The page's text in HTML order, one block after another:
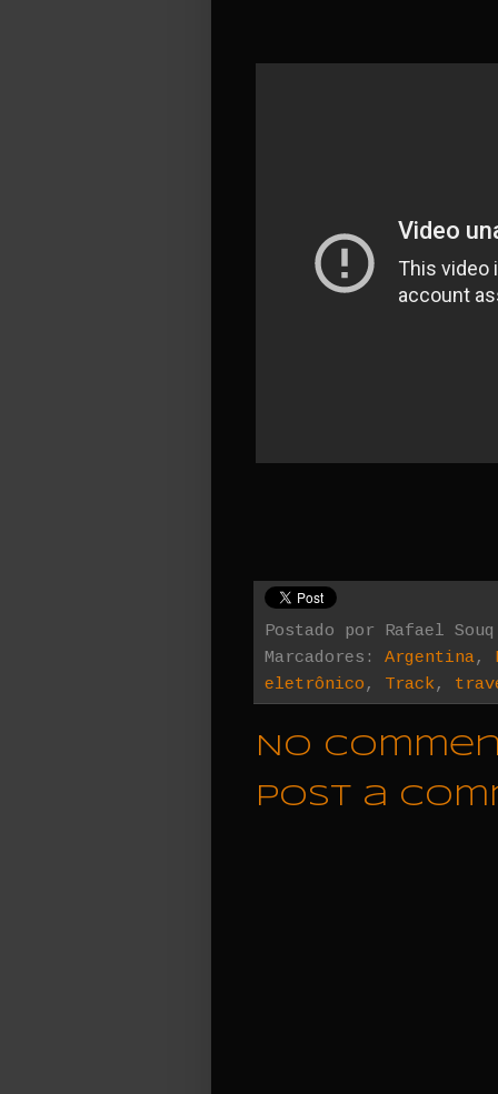
Postado por Rafael Souq
Marcadores: Argentina,
eletrônico, Track,
No
Post a